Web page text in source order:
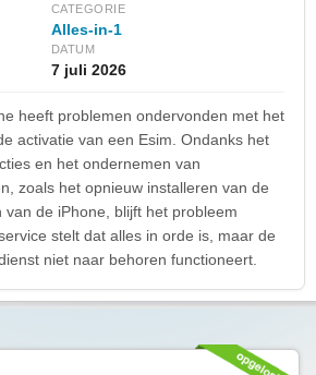
CATEGORIE
Alles-in-1
DATUM
7 juli 2026
heeft problemen ondervonden met het
activatie van een Esim. Ondanks het
en het ondernemen van
zoals het opnieuw installeren van de
van de iPhone, blijft het probleem
stelt dat alles in orde is, maar de
niet naar behoren functioneert.